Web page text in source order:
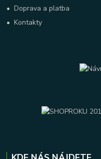
•Doprava a platba
•Kontakty